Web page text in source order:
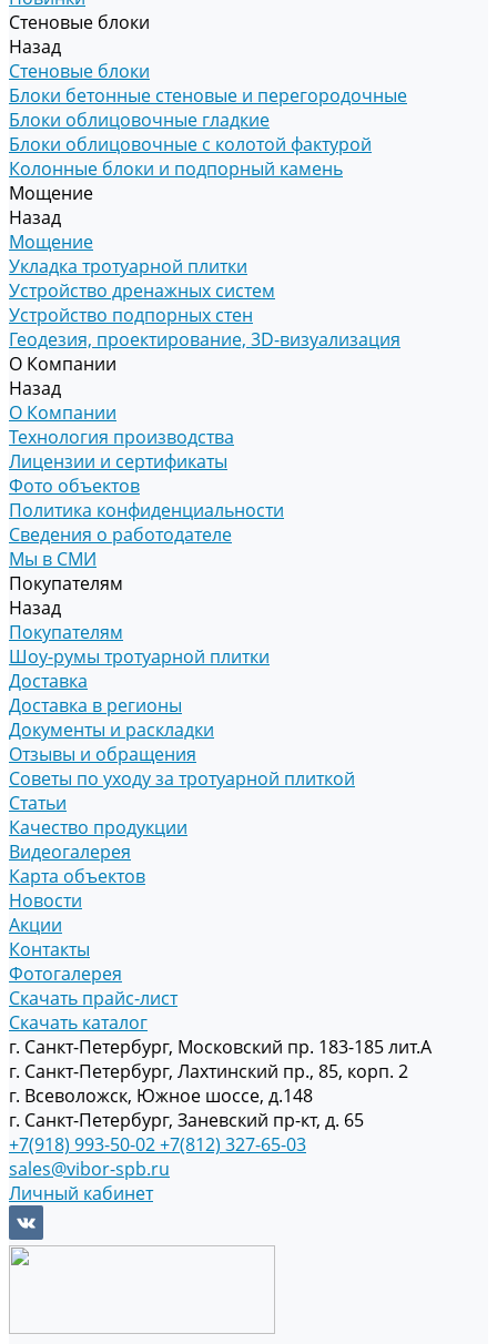
Стеновые блоки
Назад
Стеновые блоки
Блоки бетонные стеновые и перегородочные
Блоки облицовочные гладкие
Блоки облицовочные с колотой фактурой
Колонные блоки и подпорный камень
Мощение
Назад
Мощение
Укладка тротуарной плитки
Устройство дренажных систем
Устройство подпорных стен
Геодезия, проектирование, 3D-визуализация
О Компании
Назад
О Компании
Технология производства
Лицензии и сертификаты
Фото объектов
Политика конфиденциальности
Сведения о работодателе
Мы в СМИ
Покупателям
Назад
Покупателям
Шоу-румы тротуарной плитки
Доставка
Доставка в регионы
Документы и раскладки
Отзывы и обращения
Советы по уходу за тротуарной плиткой
Статьи
Качество продукции
Видеогалерея
Карта объектов
Новости
Акции
Контакты
Фотогалерея
Скачать прайс-лист
Скачать каталог
г. Санкт-Петербург, Московский пр. 183-185 лит.А
г. Санкт-Петербург, Лахтинский пр., 85, корп. 2
г. Всеволожск, Южное шоссе, д.148
г. Санкт-Петербург, Заневский пр-кт, д. 65
+7(918) 993-50-02+7(812) 327-65-03
sales@vibor-spb.ru
Личный кабинет